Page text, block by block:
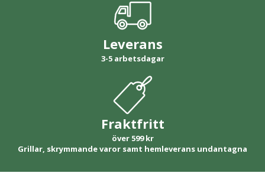
Leverans
3-5 arbetsdagar
Fraktfritt
över 599 kr
Grillar, skrymmande varor samt hemleverans undantagna